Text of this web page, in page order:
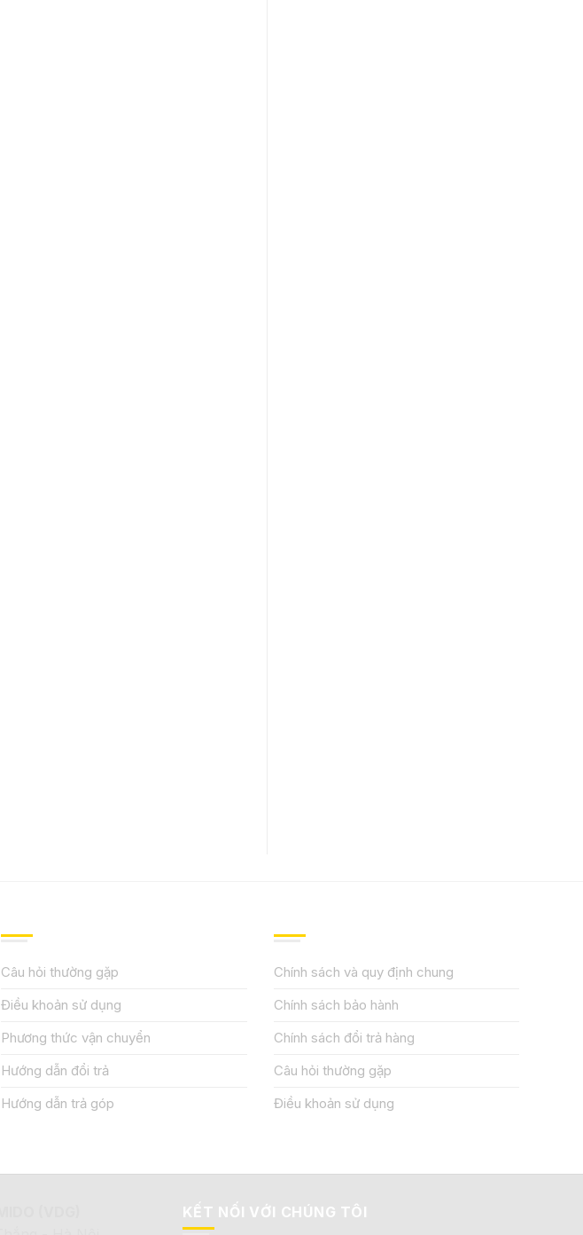
Câu hỏi thường gặp
Điều khoản sử dụng
Phương thức vận chuyển
Hướng dẫn đổi trả
Hướng dẫn trả góp
Chính sách và quy định chung
Chính sách bảo hành
Chính sách đổi trả hàng
Câu hỏi thường gặp
Điều khoản sử dụng
KẾT NỐI VỚI CHÚNG TÔI